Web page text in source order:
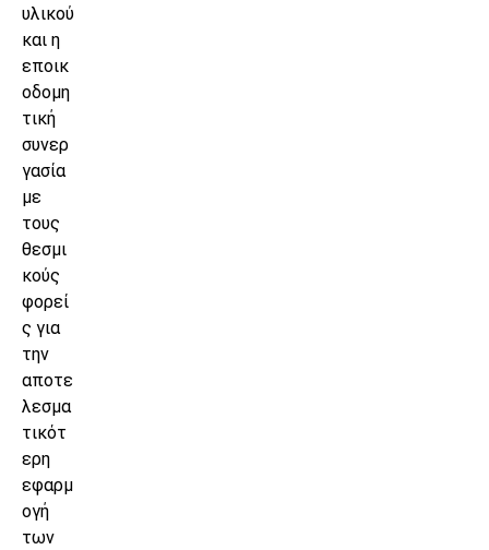
υλικού
και η
εποικ
οδομη
τική
συνερ
γασία
με
τους
θεσμι
κούς
φορεί
ς για
την
αποτε
λεσμα
τικότ
ερη
εφαρμ
ογή
των